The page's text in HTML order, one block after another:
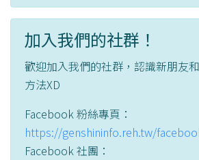
加入我們的社群！
歡迎加入我們的社群，認識新朋友
方法XD
Facebook 粉絲專頁：
https://genshininfo.reh.tw/
Facebook 社團：